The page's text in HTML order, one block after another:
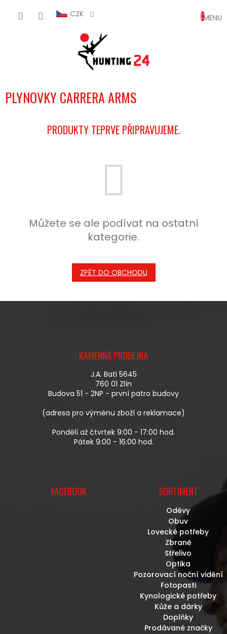
CZK
KOŠÍK
PLYNOVKY CARRERA ARMS
PRODUKTY TEPRVE PŘIPRAVUJEME.
Můžete se ale podívat na ostatní
kategorie.
ZPĚT DO OBCHODU
KAMENNÁ PRODEJNA
J.A. Bati 5645
760 01 Zlín
Budova 51 - 2NP - první patro budovy
(adresa pro výměnu zboží a reklamace)
Pondělí až čtvrtek 9:00 - 17:00 hod.
Pátek 9:00 - 16:00 hod.
FACEBOOK SORTIMENT
Oděvy
Obuv
Lovecké potřeby
Zbraně
Střelivo
Optika
Pozorovací noční vidění
Fotopasti
Kynologické potřeby
Kůže a dárky
Doplňky
Prodávané značky